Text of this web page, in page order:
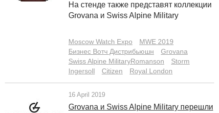
На стенде также представят коллекции
Grovana и Swiss Alpine Military
Moscow Watch Expo
MWE 2019
Бизнес Вотч Дистрибьюшн
Grovana
Swiss Alpine MilitaryRomanson
Storm
Ingersoll
Citizen Royal London
16 April 2019
Grovana и Swiss Alpine Military перешли